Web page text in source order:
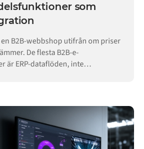
som
B2B-webbshop utifrån om priser
De flesta B2B-e-
är ERP-dataflöden, inte